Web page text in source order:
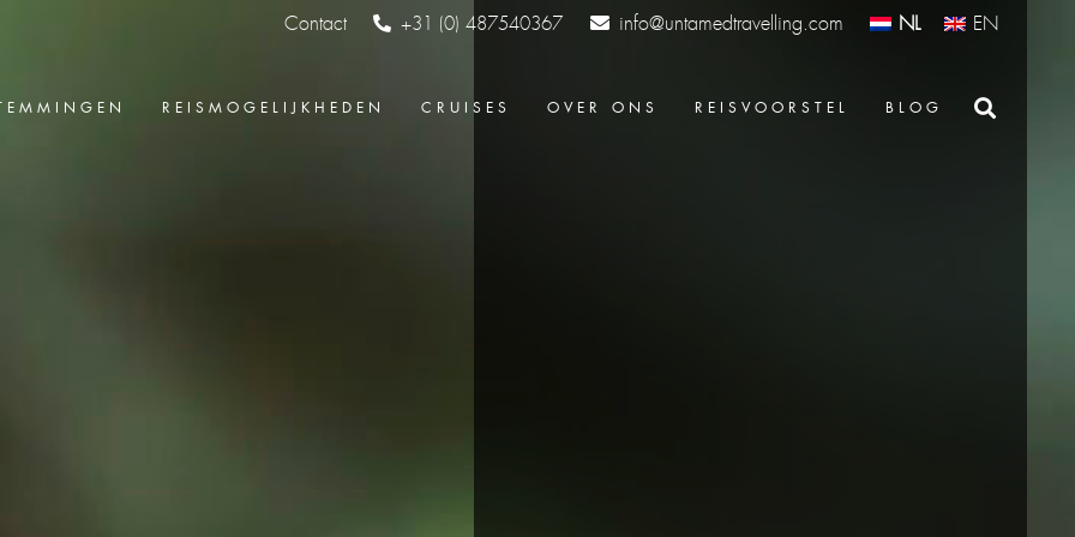
Contact +31 (0) 487540367 info@untamedtravelling.com NL EN
REISMOGELIJKHEDEN CRUISES OVER ONS REISVOORSTEL BLOG